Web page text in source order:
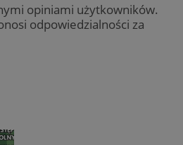
opiniami użytkowników.
odpowiedzialności za